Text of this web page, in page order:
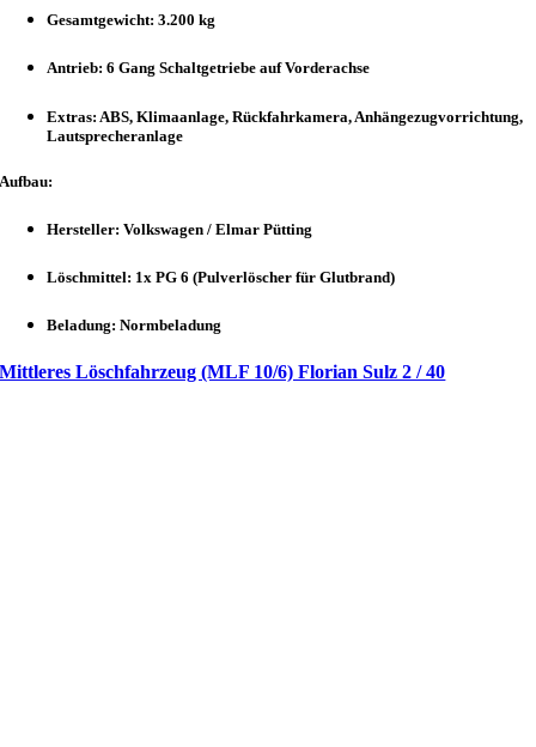
Gesamtgewicht: 3.200 kg
Antrieb: 6 Gang Schaltgetriebe auf Vorderachse
Extras: ABS, Klimaanlage, Rückfahrkamera, Anhängezugvorrichtung,
Lautsprecheranlage
Aufbau:
Hersteller: Volkswagen / Elmar Pütting
Löschmittel: 1x PG 6 (Pulverlöscher für Glutbrand)
Beladung: Normbeladung
Mittleres Löschfahrzeug (MLF 10/6) Florian Sulz 2 / 40